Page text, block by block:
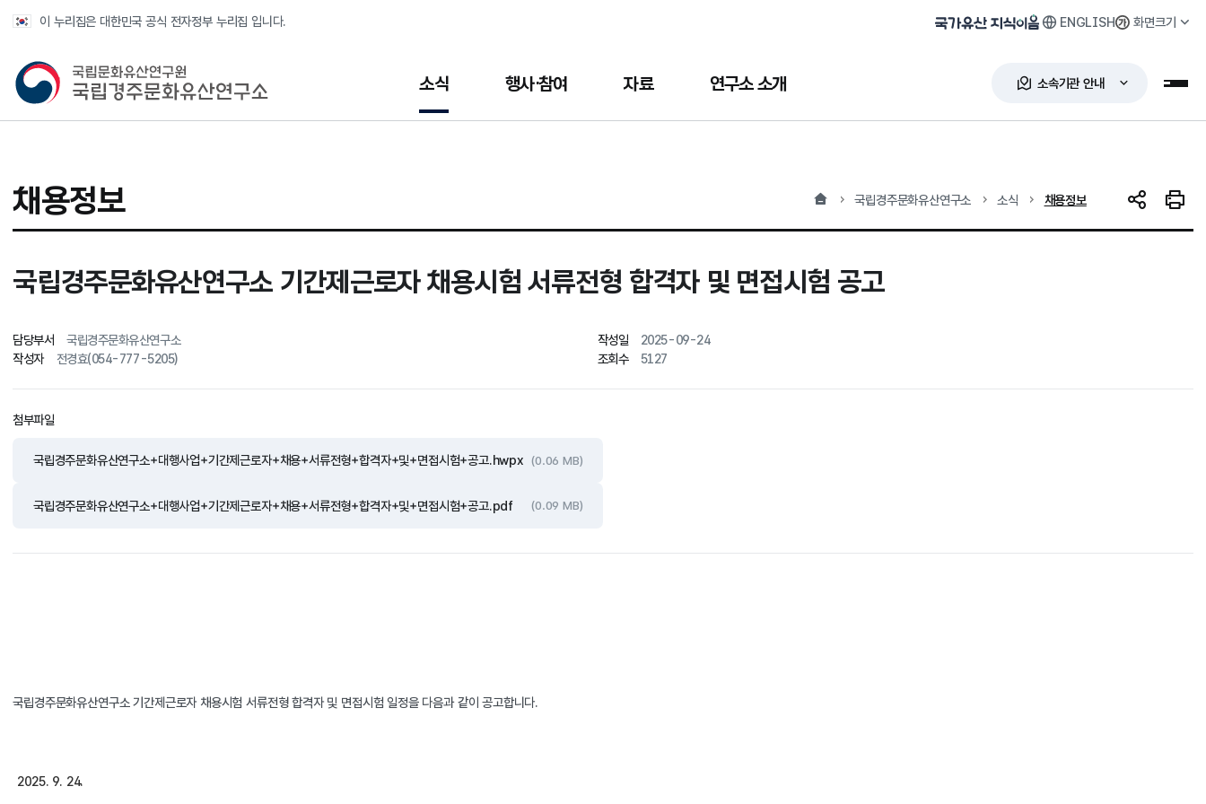
이 누리집은 대한민국 공식 전자정부 누리집 입니다.
국가유산 지식이음 ENGLISH 화면크기
국가유산청 국립경주문화유산연구소 소식 행사·참여 자료 연구소 소개 소속기관 안내 누리
채용정보 홈 국립경주문화유산연구소 소식 현재 위치
채용정보 SNS 공유인쇄
국립경주문화유산연구소 기간제근로자 채용시험 서류전형 합격자 및 면접시험 공고
담당부서 국립경주문화유산연구소 작성일
2025-09-24
작성자
전경효(054-777-5205) 조회수 5127
첨부파일
국립경주문화유산연구소+대행사업+기간제근로자+채용+서류전형+합격자+및+면접시험+공고.hwpx (0.06 MB)
국립경주문화유산연구소+대행사업+기간제근로자+채용+서류전형+합격자+및+면접시험+공고.pdf (0.09 MB)
국립경주문화유산연구소 기간제근로자 채용시험 서류전형 합격자 및 면접시험 일정을 다음과 같이 공고합니다.
2025. 9. 24.